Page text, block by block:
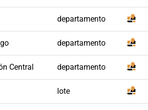
departamento
departamento
Central departamento
lote